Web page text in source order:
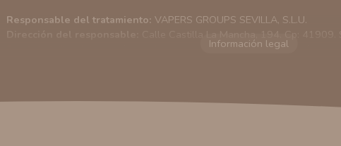
Responsable del tratamiento: VAPERS GROUPS SEVILLA, S.L.U.
Sus datos serán usados para poder enviarle información
similares a los artículos que ha adquirido. Puede solicitar la cancelación